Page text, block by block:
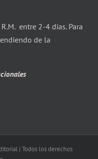
entre 2-4 días. Para
de la
| Todos los derechos